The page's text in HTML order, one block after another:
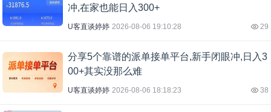
冲,在家也能日入300+
U客直谈婷婷 2026-08-06 19:10:28 29
分享5个靠谱的派单接单平台,新手闭眼冲,日入3
00+其实没那么难
U客直谈婷婷 2026-08-06 18:18:23 38